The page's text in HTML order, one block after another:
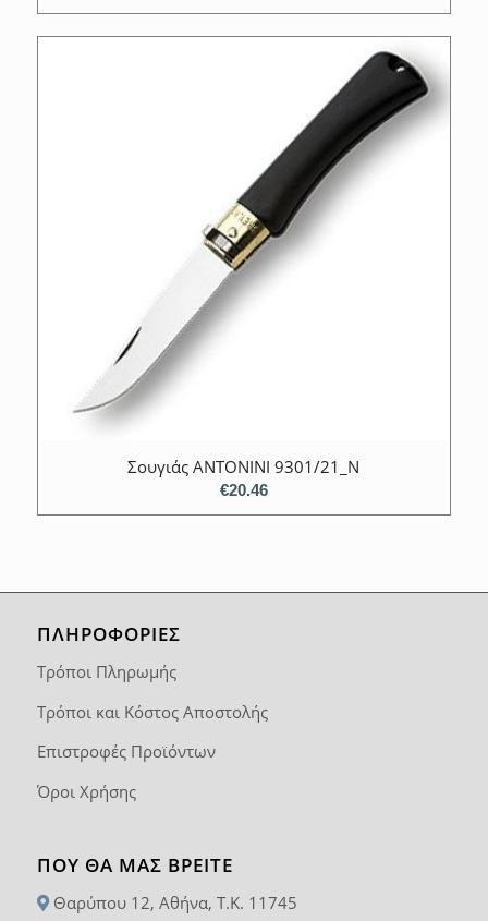
Σουγιάς ANTONINI 9301/21_N
€20.46
ΠΛΗΡΟΦΟΡΙΕΣ
Τρόποι Πληρωμής
Τρόποι και Κόστος Αποστολής
Επιστροφές Προϊόντων
Όροι Χρήσης
ΠΟΥ ΘΑ ΜΑΣ ΒΡΕΊΤΕ
Θαρύπου 12, Αθήνα, T.K. 11745